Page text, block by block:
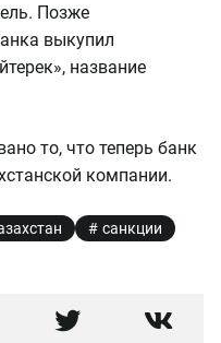
Позже
выкупил
название
то, что теперь банк
компании.
санкции